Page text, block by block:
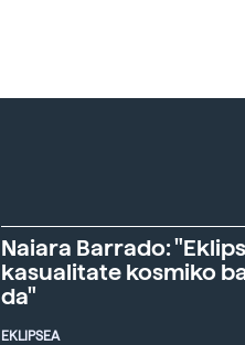
Naiara Barrado:
kasualitate kosmiko
da"
EKLIPSEA